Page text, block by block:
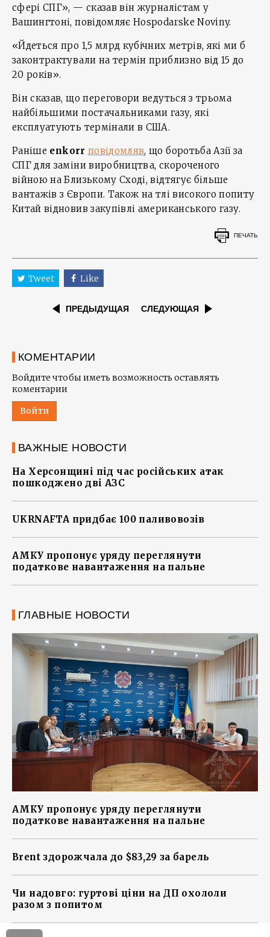
сфері СПГ», — сказав він журналістам у
Вашингтоні, повідомляє Hospodarske Noviny.
«Йдеться про 1,5 млрд кубічних метрів, які ми б
законтрактували на термін приблизно від 15 до
20 років».
Він сказав, що переговори ведуться з трьома
найбільшими постачальниками газу, які
експлуатують термінали в США.
Раніше enkorr повідомляв, що боротьба Азії за
СПГ для заміни виробництва, скороченого
війною на Близькому Сході, відтягує більше
вантажів з Європи. Також на тлі високого попиту
Китай відновив закупівлі американського газу.
ПЕЧАТЬ
Tweet Like
ПРЕДЫДУЩАЯ СЛЕДУЮЩАЯ
КОМЕНТАРИИ
Войдите чтобы иметь возможность оставлять
коментарии
Войти
ВАЖНЫЕ НОВОСТИ
На Херсонщині під час російських атак
пошкоджено дві АЗС
UKRNAFTA придбає 100 паливовозів
АМКУ пропонує уряду переглянути
податкове навантаження на пальне
ГЛАВНЫЕ НОВОСТИ
АМКУ пропонує уряду переглянути
податкове навантаження на пальне
Brent здорожчала до $83,29 за барель
Чи надовго: гуртові ціни на ДП охололи
разом з попитом